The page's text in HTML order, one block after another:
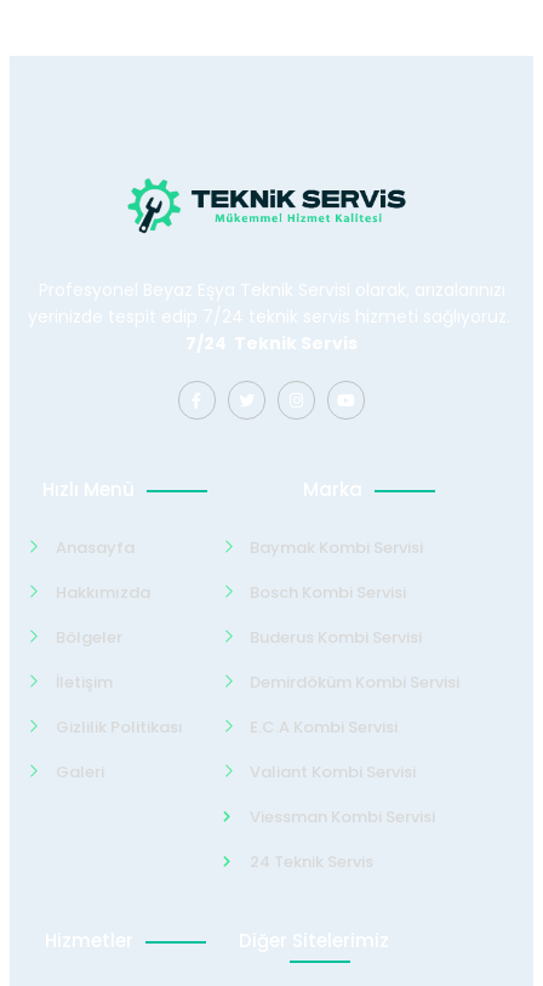
Profesyonel Beyaz Eşya Teknik Servisi olarak, arızalarınızı
yerinizde tespit edip 7/24 teknik servis hizmeti sağlıyoruz.
7/24 Teknik Servis
Hızlı Menü
Anasayfa
Hakkımızda
Bölgeler
İletişim
Gizlilik Politikası
Galeri
Marka
Baymak Kombi Servisi
Bosch Kombi Servisi
Buderus Kombi Servisi
Demirdöküm Kombi Servisi
E.C.A Kombi Servisi
Valiant Kombi Servisi
Viessman Kombi Servisi
24 Teknik Servis
Hizmetler Diğer Sitelerimiz